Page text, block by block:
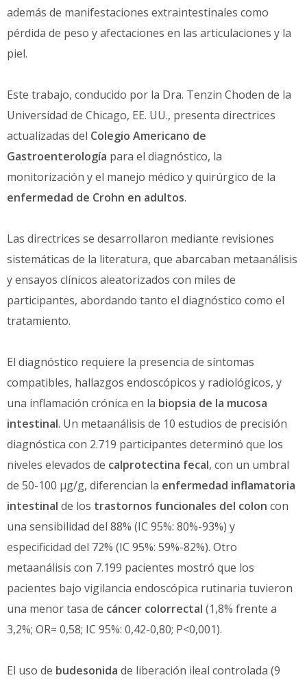
además de manifestaciones extraintestinales como
pérdida de peso y afectaciones en las articulaciones y la
piel.
Este trabajo, conducido por la Dra. Tenzin Choden de la
Universidad de Chicago, EE. UU., presenta directrices
actualizadas del Colegio Americano de
Gastroenterología para el diagnóstico, la
monitorización y el manejo médico y quirúrgico de la
enfermedad de Crohn en adultos.
Las directrices se desarrollaron mediante revisiones
sistemáticas de la literatura, que abarcaban metaanálisis
y ensayos clínicos aleatorizados con miles de
participantes, abordando tanto el diagnóstico como el
tratamiento.
El diagnóstico requiere la presencia de síntomas
compatibles, hallazgos endoscópicos y radiológicos, y
una inflamación crónica en la biopsia de la mucosa
intestinal. Un metaanálisis de 10 estudios de precisión
diagnóstica con 2.719 participantes determinó que los
niveles elevados de calprotectina fecal, con un umbral
de 50-100 μg/g, diferencian la enfermedad inflamatoria
intestinal de los trastornos funcionales del colon con
una sensibilidad del 88% (IC 95%: 80%-93%) y
especificidad del 72% (IC 95%: 59%-82%). Otro
metaanálisis con 7.199 pacientes mostró que los
pacientes bajo vigilancia endoscópica rutinaria tuvieron
una menor tasa de cáncer colorrectal (1,8% frente a
3,2%; OR= 0,58; IC 95%: 0,42-0,80; P<0,001).
El uso de budesonida de liberación ileal controlada (9